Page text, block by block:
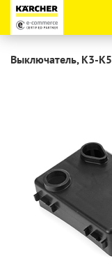
Выключатель, K3-K5